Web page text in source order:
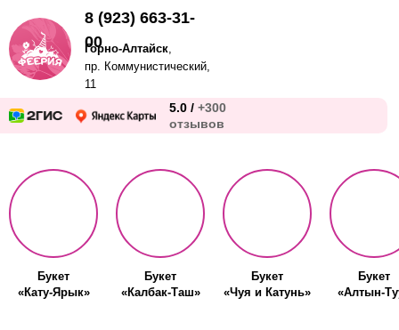
5.0 / +300
отзывов
Горно-Алтайск,
пр. Коммунистический,
11
8 (923) 663-31-
00
Букет
«Кату-Ярык»
Букет
«Калбак-Таш»
Букет
«Чуя и Катунь»
Букет
«Алтын-